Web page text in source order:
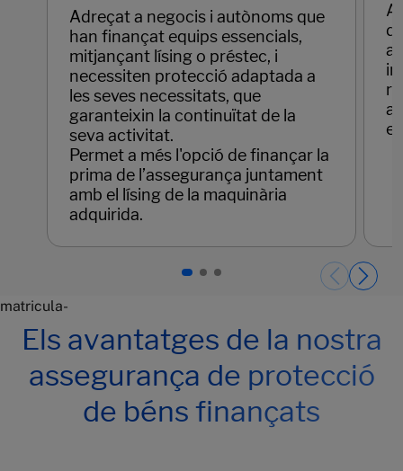
Adreçat a negocis i autònoms que
han finançat equips essencials,
mitjançant lísing o préstec, i
necessiten protecció adaptada a
les seves necessitats, que
garanteixin la continuïtat de la
seva activitat.
Permet a més l'opció de finançar la
prima de l’assegurança juntament
amb el lísing de la maquinària
adquirida.
matricula-
Els avantatges de la nostra
assegurança de protecció
de béns finançats